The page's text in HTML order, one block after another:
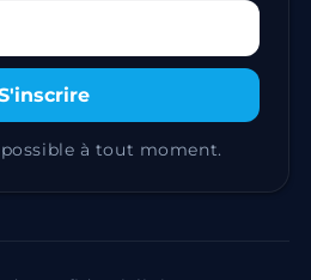
à tout moment.